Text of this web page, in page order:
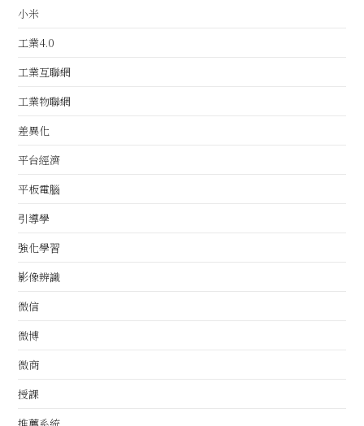
小米
工業4.0
工業互聯網
工業物聯網
差異化
平台經濟
平板電腦
引導學
強化學習
影像辨識
微信
微博
微商
授課